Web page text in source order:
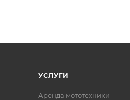
УСЛУГИ
Аренда мототехники